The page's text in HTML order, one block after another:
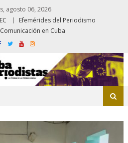
agosto 06, 2026
Efemérides del Periodismo
en Cuba